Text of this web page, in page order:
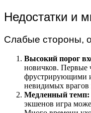
Недостатки и
Слабые стороны,
Высокий порог
новичков. Первые
фрустрирующими
невидимых врагов
Медленный темп:
экшенов игра